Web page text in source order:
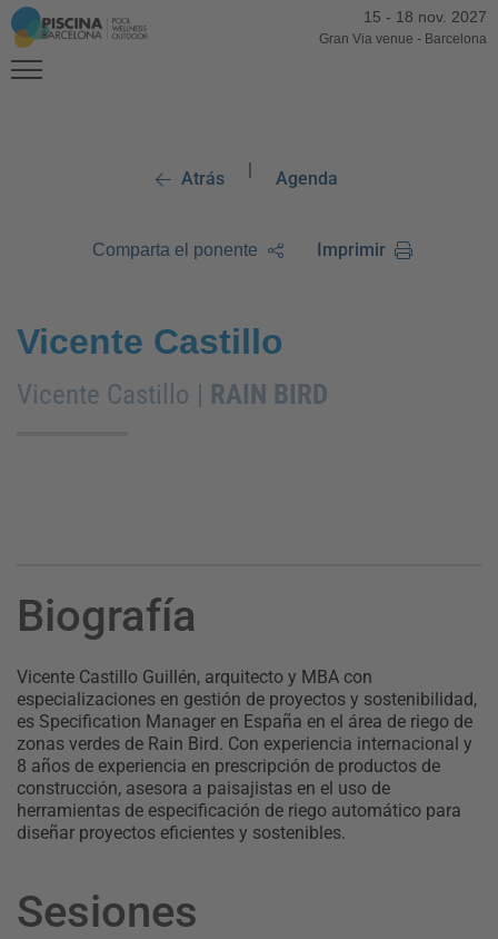
15 - 18 nov. 2027
Gran Via venue - Barcelona
Atrás | Agenda
Comparta el ponente Imprimir
Vicente Castillo
Vicente Castillo | RAIN BIRD
Biografía
Vicente Castillo Guillén, arquitecto y MBA con
especializaciones en gestión de proyectos y sostenibilidad,
es Specification Manager en España en el área de riego de
zonas verdes de Rain Bird. Con experiencia internacional y
8 años de experiencia en prescripción de productos de
construcción, asesora a paisajistas en el uso de
herramientas de especificación de riego automático para
diseñar proyectos eficientes y sostenibles.
Sesiones